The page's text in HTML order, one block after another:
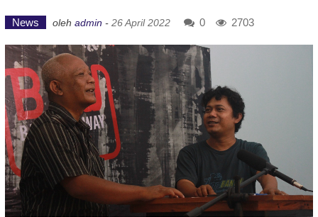
News oleh admin - 26 April 2022 0 2703